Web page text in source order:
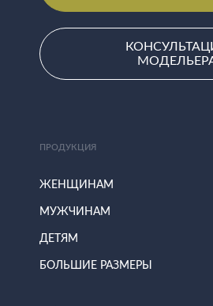
ПРОДУКЦИЯ
ЖЕНЩИНАМ
МУЖЧИНАМ
ДЕТЯМ
БОЛЬШИЕ РАЗМЕРЫ